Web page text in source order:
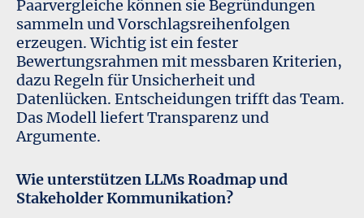
Paarvergleiche können sie Begründungen
sammeln und Vorschlagsreihenfolgen
erzeugen. Wichtig ist ein fester
Bewertungsrahmen mit messbaren Kriterien,
dazu Regeln für Unsicherheit und
Datenlücken. Entscheidungen trifft das Team.
Das Modell liefert Transparenz und
Argumente.
Wie unterstützen LLMs Roadmap und
Stakeholder Kommunikation?